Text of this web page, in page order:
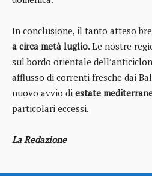
In conclusione, il tanto atteso
a circa metà luglio. Le nostre
sul bordo orientale
afflusso di correnti fresche dai
nuovo avvio di estate
particolari eccessi.
La Redazione